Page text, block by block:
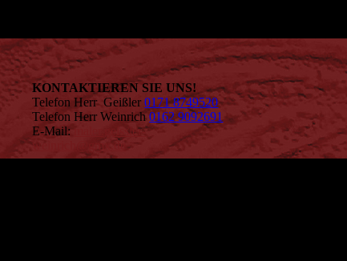
KONTAKTIEREN SIE UNS!
Telefon Herr Geißler0171 8749520
Telefon Herr Weinrich0162 9092691
E-Mail:
maler.geissler-
weinrich@gmx.de